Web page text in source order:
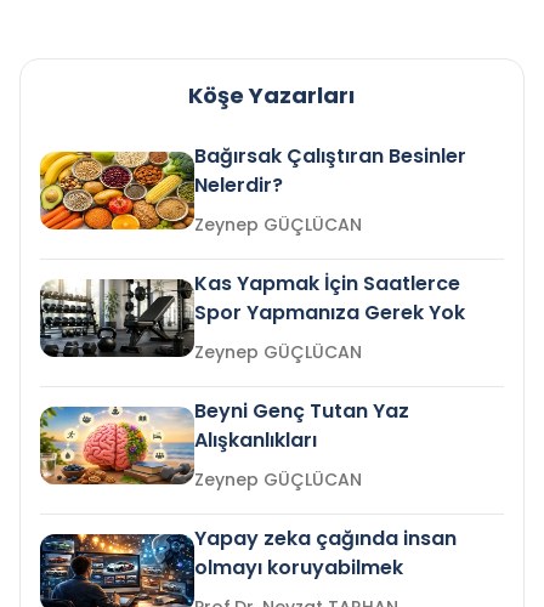
Köşe Yazarları
Bağırsak Çalıştıran Besinler
Nelerdir?
Zeynep GÜÇLÜCAN
Kas Yapmak İçin Saatlerce
Spor Yapmanıza Gerek Yok
Zeynep GÜÇLÜCAN
Beyni Genç Tutan Yaz
Alışkanlıkları
Zeynep GÜÇLÜCAN
Yapay zeka çağında insan
olmayı koruyabilmek